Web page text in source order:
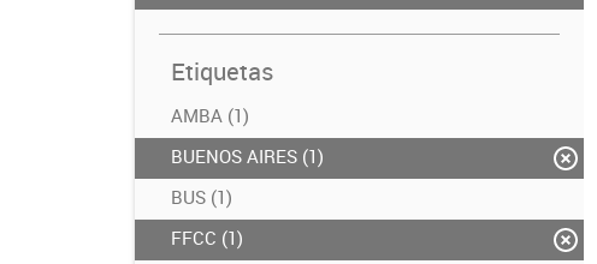
Etiquetas
AMBA (1)
BUENOS AIRES (1)
BUS (1)
FFCC (1)